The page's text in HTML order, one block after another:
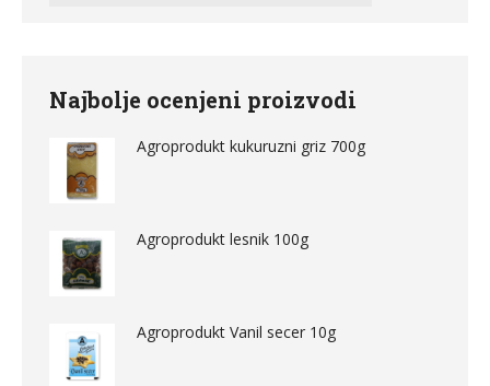
Najbolje ocenjeni proizvodi
Agroprodukt kukuruzni griz 700g
Agroprodukt lesnik 100g
Agroprodukt Vanil secer 10g